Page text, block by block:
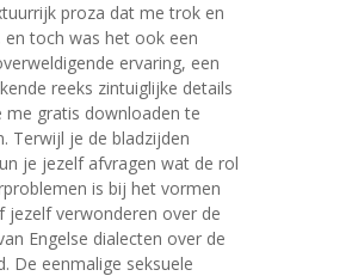
proza dat me trok en
en toch was het ook een
ervaring, een
reeks zintuiglijke details
me gratis downloaden te
Terwijl je de bladzijden
je jezelf afvragen wat de rol
is bij het vormen
jezelf verwonderen over de
Engelse dialecten over de
De eenmalige seksuele